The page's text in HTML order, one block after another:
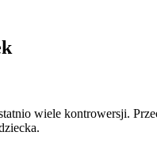
wiele kontrowersji.